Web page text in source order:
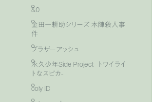
&0
金田一耕助シリーズ 本陣殺人事
件
ブラザーアッシュ
永久少年Side Project -トワイライ
トなスピカ-
coly ID